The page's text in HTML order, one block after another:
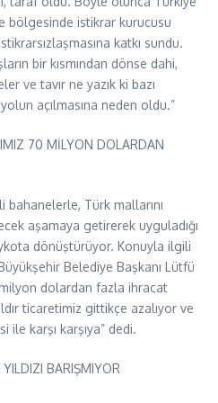
bölgesinde istikrar kurucusu
katkı sundu.
bir kısmından dönse dahi,
ve tavır ne yazık ki bazı
açılmasına neden oldu.”
70 MİLYON DOLARDAN
bahanelerle, Türk mallarını
aşamaya getirerek uyguladığı
dönüştürüyor. Konuyla ilgili
Belediye Başkanı Lütfü
dolardan fazla ihracat
ticaretimiz gittikçe azalıyor ve
ile karşı karşıya” dedi.
BARIŞMIYOR